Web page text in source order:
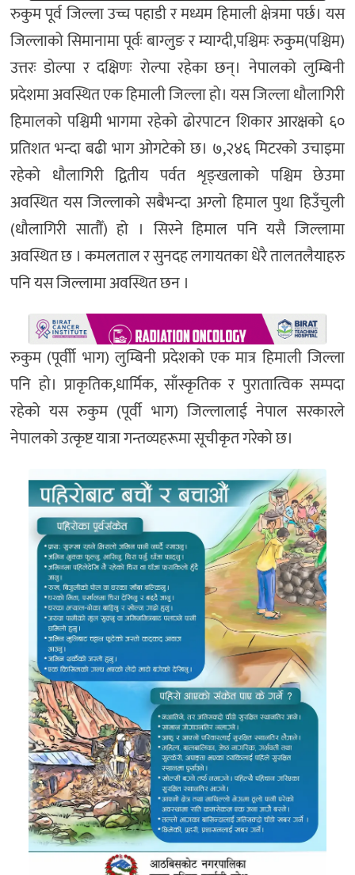
रुकुम पूर्व जिल्ला उच्च पहाडी र मध्यम हिमाली क्षेत्रमा पर्छ। यस
जिल्लाको सिमानामा पूर्वः बाग्लुङ र म्याग्दी,पश्चिमः रुकुम(पश्चिम)
उत्तरः डोल्पा र दक्षिणः रोल्पा रहेका छन्। नेपालको लुम्बिनी
प्रदेशमा अवस्थित एक हिमाली जिल्ला हो। यस जिल्ला धौलागिरी
हिमालको पश्चिमी भागमा रहेको ढोरपाटन शिकार आरक्षको ६०
प्रतिशत भन्दा बढी भाग ओगटेको छ। ७,२४६ मिटरको उचाइमा
रहेको धौलागिरी द्वितीय पर्वत शृङ्खलाको पश्चिम छेउमा
अवस्थित यस जिल्लाको सबैभन्दा अग्लो हिमाल पुथा हिउँचुली
(धौलागिरी सातौँ) हो । सिस्ने हिमाल पनि यसै जिल्लामा
अवस्थित छ । कमलताल र सुनदह लगायतका धेरै तालतलैयाहरु
पनि यस जिल्लामा अवस्थित छन ।
रुकुम (पूर्वीो भाग) लुम्बिनी प्रदेशको एक मात्र हिमाली जिल्ला
पनि हो। प्राकृतिक,धार्मिक, साँस्कृतिक र पुरातात्विक सम्पदा
रहेको यस रुकुम (पूर्वी भाग) जिल्लालाई नेपाल सरकारले
नेपालको उत्कृष्ट यात्रा गन्तव्यहरूमा सूचीकृत गरेको छ।